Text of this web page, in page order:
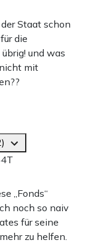
Staat schon
die
und was
mit
„Fonds“
noch so naiv
für seine
zu helfen.